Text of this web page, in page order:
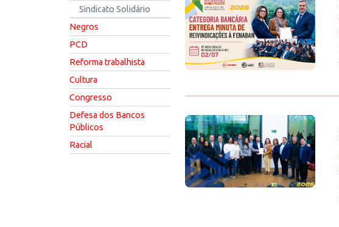
Sindicato Solidário
Negros
PCD
Reforma trabalhista
Cultura
Congresso
Defesa dos Bancos
Públicos
Racial